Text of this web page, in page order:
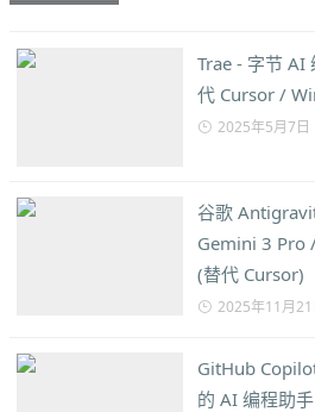
Trae - 字节 AI
代 Cursor /
2025年5月7日
谷歌
Gemini 3 Pro
(替代 Cursor)
2025年11月21
GitHub
的 AI 编程助